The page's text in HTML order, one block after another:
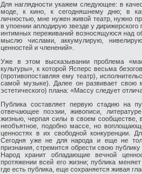
Для наглядности укажем следующее: в
моде, к кино, к сегодняшнему дню; в
личностью, мне нужен живой театр, нужно
в упоении аплодирую звезде у
интимных переживаний возносящуюся над
мыслю числами, аккумулирую,
ценностей и членений».
Уже в этом высказывании проблема
культуры», к которой Ясперс весьма
(противопоставляя ему театр),
самой музыке). Далее он развивает свою
эстетического) плана: «Массу следует
Публика составляет первую стадию на
отвечающее поэзии, живописи,
жизнью, черпая силы в своем сообществе,
необъятное, подобно массе, но
ценностях в их свободной конкуренции.
Сегодня уже не для народа и еще не
признания, стремится обрести свою
Народ хранит обладающие вечной
протяжении всей его жизни; публика
где есть публика, еще сохраняется живая